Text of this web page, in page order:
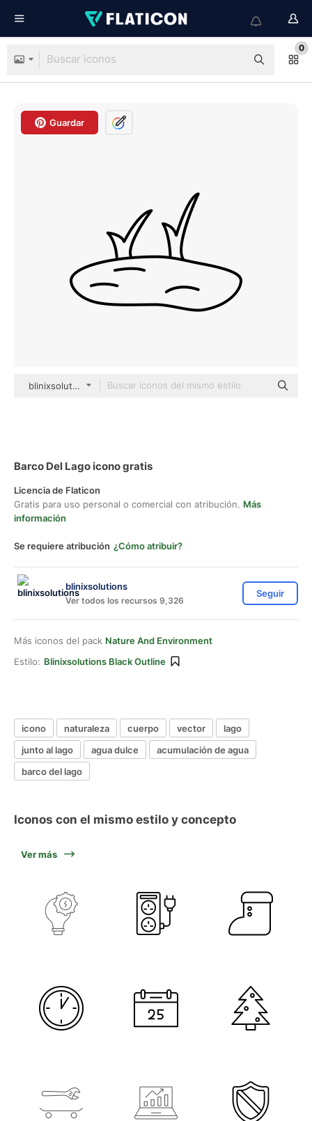
0
Guardar
blinixsolutions black outline
Barco Del Lago icono gratis
Licencia de Flaticon
Gratis para uso personal o comercial con atribución. Más
información
Se requiere atribución ¿Cómo atribuir?
blinixsolutions
Ver todos los recursos 9,326
Seguir
Más iconos del pack Nature And Environment
Estilo: Blinixsolutions Black Outline
icono naturaleza cuerpo vector
lago
junto al lago
agua dulce
acumulación de agua
barco del lago
Iconos con el mismo estilo y concepto
Ver más